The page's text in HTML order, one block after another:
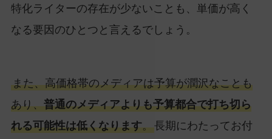
特化ライターの存在が少ないことも、単価が高く
なる要因のひとつと言えるでしょう。
また、高価格帯のメディアは予算が潤沢なことも
あり、普通のメディアよりも予算都合で打ち切ら
れる可能性は低くなります。長期にわたってお付